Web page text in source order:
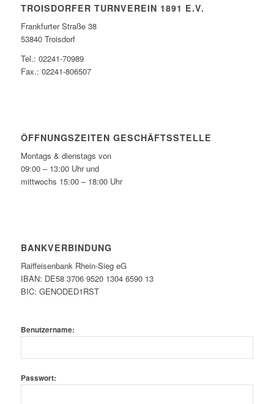
TROISDORFER TURNVEREIN 1891 E.V.
Frankfurter Straße 38
53840 Troisdorf
Tel.: 02241-70989
Fax.: 02241-806507
ÖFFNUNGSZEITEN GESCHÄFTSSTELLE
Montags & dienstags von
09:00 – 13:00 Uhr und
mittwochs 15:00 – 18:00 Uhr
BANKVERBINDUNG
Raiffeisenbank Rhein-Sieg eG
IBAN: DE58 3706 9520 1304 6590 13
BIC: GENODED1RST
Benutzername:
Passwort: